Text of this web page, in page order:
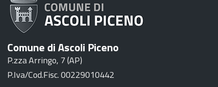
Comune di Ascoli Piceno
P.zza Arringo, 7 (AP)
P.Iva/Cod.Fisc. 00229010442